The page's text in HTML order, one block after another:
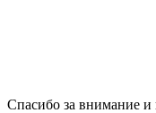
Спасибо за внимание и